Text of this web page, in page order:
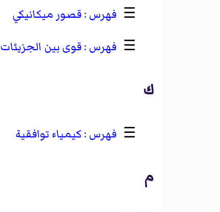
☰
قصور ميكانيكي
☰
قوى بين الجزيئات
ك
☰ كيمياء توافقية
م